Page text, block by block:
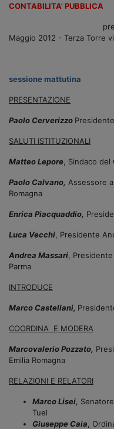
CONTABILITA' PUBBLICA
presso Regione
Maggio 2012 - Terza Torre
sessione mattutina
PRESENTAZIONE
Paolo Cerverizzo
SALUTI ISTITUZIONALI
Matteo Lepore , Sindaco
Paolo Calvano, Assessore
Romagna
Enrica Piacquaddio,
Luca Vecchi , Presidente
Andrea Massari ,
Parma
INTRODUCE
Marco Castellani,
COORDINA E MODERA
Marcovalerio Pozzato,
Emilia Romagna
RELAZIONI E RELATORI
Marco Lisei,
Tuel
Giuseppe Caia ,